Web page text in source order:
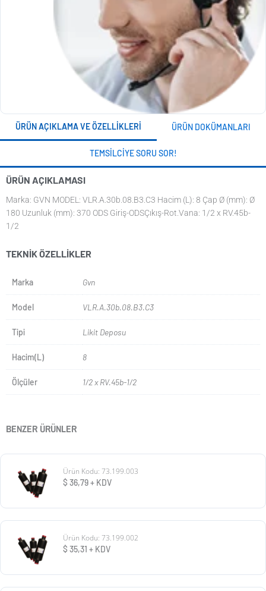
ÜRÜN AÇIKLAMA VE ÖZELLIKLERI ÜRÜN DOKÜMANLARI
TEMSILCIYE SORU SOR!
ÜRÜN AÇIKLAMASI
Marka: GVN MODEL: VLR.A.30b.08.B3.C3 Hacim (L): 8 Çap Ø (mm): Ø
180 Uzunluk (mm): 370 ODS Giriş-ODSÇıkış-Rot.Vana: 1/2 x RV.45b-
1/2
TEKNIK ÖZELLIKLER
Marka Gvn
Model VLR.A.30b.08.B3.C3
Tipi Likit Deposu
Hacim(L) 8
Ölçüler 1/2 x RV.45b-1/2
BENZER ÜRÜNLER
Ürün Kodu: 73.199.003
$ 36,79+ KDV
Ürün Kodu: 73.199.002
$ 35,31 + KDV